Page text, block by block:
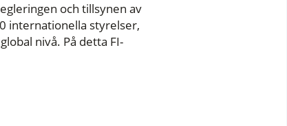
och tillsynen av
internationella styrelser,
nivå. På detta FI-